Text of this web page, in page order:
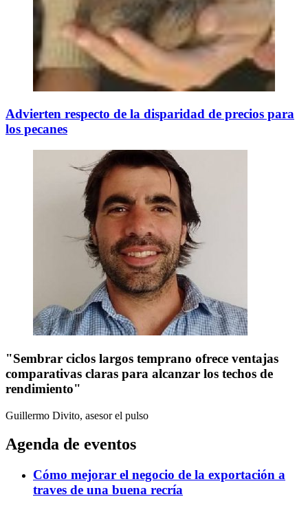
Advierten respecto de la disparidad de precios para
los pecanes
"Sembrar ciclos largos temprano ofrece ventajas
comparativas claras para alcanzar los techos de
rendimiento"
Guillermo Divito, asesor el pulso
Agenda de eventos
Cómo mejorar el negocio de la exportación a
traves de una buena recría